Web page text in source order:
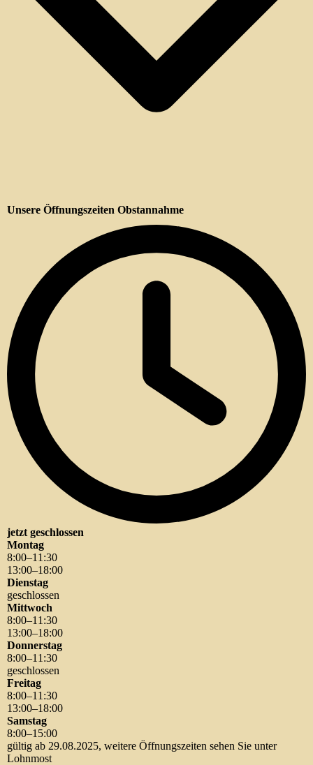
Unsere Öffnungszeiten Obstannahme
jetzt geschlossen
Montag
8:00–11 :30
13:00–18:00
Dienstag
geschlossen
Mittwoch
8:00–11 :30
13:00–18:00
Donnerstag
8:00–11 :30
geschlossen
Freitag
8:00–11 :30
13:00–18:00
Samstag
8:00–15:00
gültig ab 29.08.2025, weitere Öffnungszeiten sehen Sie unter
Lohnmost